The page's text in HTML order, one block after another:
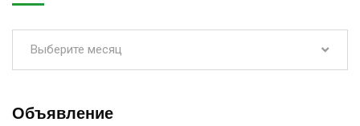
Выберите месяц
Объявление